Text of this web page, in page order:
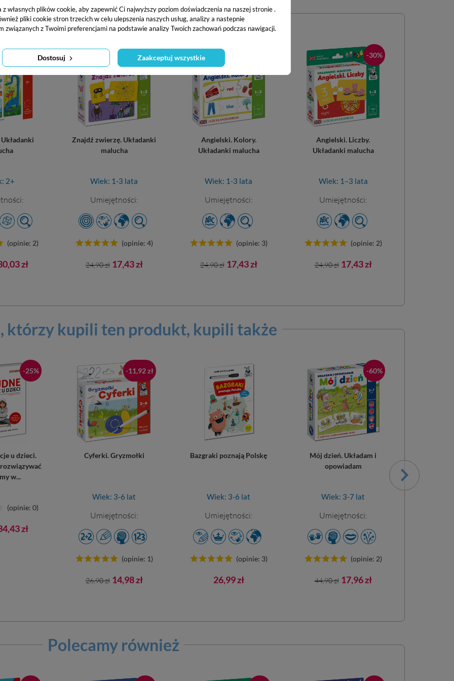
Inne w serii
-30%
2+
(opinie: 2)
zł
-30%
Znajdź zwierzę. Układanki
malucha
Wiek: 1-3 lata
Umiejętności:
(opinie: 4)
Cena
24,90 zł Cena
17,43 zł
Angielski. Kolory.
Układanki malucha
Wiek: 1-3 lata
Umiejętności:
(opinie: 3)
Cena
24,90 zł Cena
17,43 zł
-30%
Angielski. Liczby.
Układanki malucha
Wiek: 1–3 lata
Umiejętności:
(opinie: 2)
Cena
24,90 zł Cena
17,43 zł
którzy kupili ten produkt, kupili także
-25%
u dzieci.
w...
(opinie: 0)
zł
-11,92 zł
Cyferki. Gryzmołki
Wiek: 3-6 lat
Umiejętności:
(opinie: 1)
Cena
26,90 zł Cena
14,98 zł
Bazgraki poznają Polskę
Wiek: 3-6 lat
Umiejętności:
(opinie: 3)
Cena
26,99 zł
-60%
Mój dzień. Układam i
opowiadam
Wiek: 3-7 lat
Umiejętności:
(opinie: 2)
Cena
44,90 zł Cena
17,96 zł
Polecamy również
własnych plików cookie, aby zapewnić Ci najwyższy poziom doświadczenia na naszej stronie .
pliki cookie stron trzecich w celu ulepszenia naszych usług, analizy a nastepnie
związanych z Twoimi preferencjami na podstawie analizy Twoich zachowań podczas nawigacji.
Dostosuj Zaakceptuj wszystkie